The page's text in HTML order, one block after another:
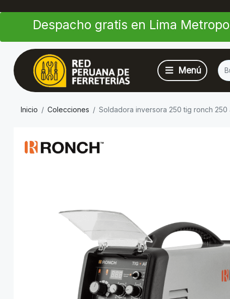
Despacho gratis en Lima
Inicio Colecciones Soldadora inversora 250 tig ronch 250